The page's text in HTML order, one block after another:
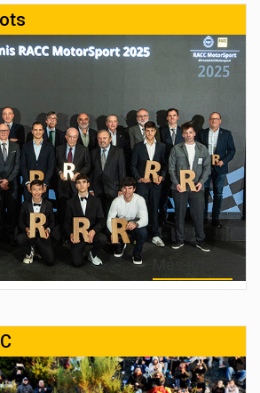
Més info